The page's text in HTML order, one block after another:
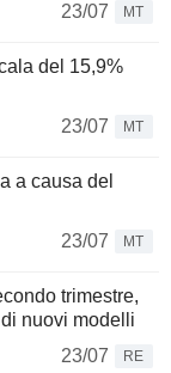
23/07
MT
del 15,9%
23/07
MT
a causa del
23/07
MT
trimestre,
nuovi modelli
23/07
RE